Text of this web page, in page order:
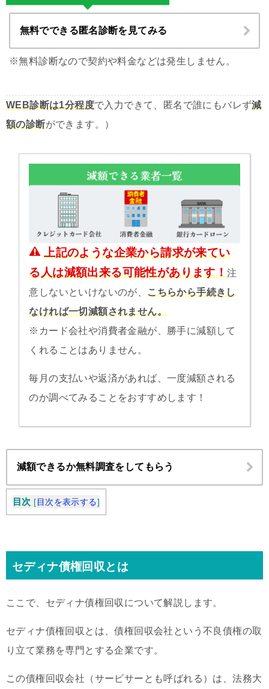
無料でできる匿名診断を見てみる
※無料診断なので契約や料金などは発生しません。
WEB診断は1分程度で入力できて、匿名で誰にもバレず減
額の診断ができます。）
上記のような企業から請求が来てい
る人は減額出来る可能性があります！注
意しないといけないのが、こちらから手続きし
なければ一切減額されません。
※カード会社や消費者金融が、勝手に減額して
くれることはありません。
毎月の支払いや返済があれば、一度減額される
のか調べてみることをおすすめします！
減額できるか無料調査をしてもらう
目次 [ 目次を表示する]
セディナ債権回収とは
ここで、セディナ債権回収について解説します。
セディナ債権回収とは、債権回収会社という不良債権の取
り立て業務を専門とする企業です。
この債権回収会社（サービサーとも呼ばれる）は、法務大